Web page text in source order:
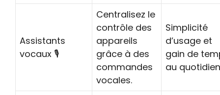
Assistants
vocaux 🎙️
Centralisez le
contrôle des
appareils
grâce à des
commandes
vocales.
Simplicité
d’usage et
gain de
au